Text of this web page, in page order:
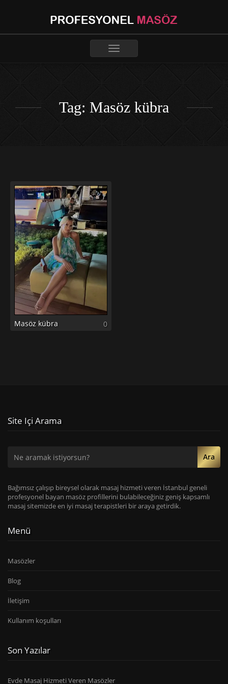
Toggle
Tag: Masöz kübra
Masöz kübra 0
Site Içi Arama
Ara
Bağımsız çalışıp bireysel olarak masaj hizmeti veren İstanbul geneli
profesyonel bayan masöz profillerini bulabileceğiniz geniş kapsamlı
masaj sitemizde en iyi masaj terapistleri bir araya getirdik.
Menü
Masözler
Blog
İletişim
Kullanım koşulları
Son Yazılar
Evde Masaj Hizmeti Veren Masözler